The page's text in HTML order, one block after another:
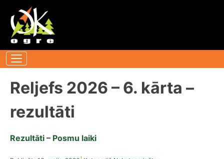
saturu
Reljefs 2026 – 6. kārta –
rezultāti
Rezultāti – Posmu laiki